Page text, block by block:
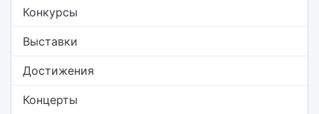
Конкурсы
Выставки
Достижения
Концерты